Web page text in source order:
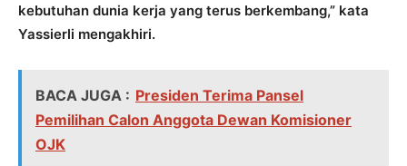
kebutuhan dunia kerja yang terus berkembang,” kata
Yassierli mengakhiri.
BACA JUGA : Presiden Terima Pansel
Pemilihan Calon Anggota Dewan Komisioner
OJK